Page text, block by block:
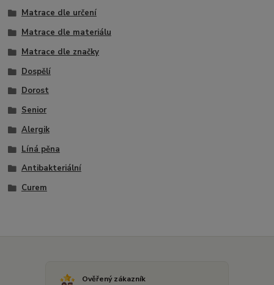
Matrace dle určení
Matrace dle materiálu
Matrace dle značky
Dospělí
Dorost
Senior
Alergik
Líná pěna
Antibakteriální
Curem
Ověřený zákazník